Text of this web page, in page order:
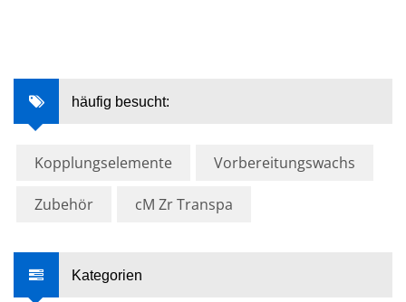
häufig besucht:
Kopplungselemente Vorbereitungswachs
Zubehör cM Zr Transpa
Kategorien